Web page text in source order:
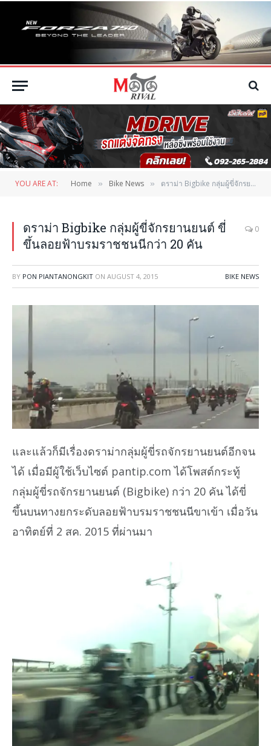
YOU ARE AT: Home » Bike News » ดราม่า Bigbike กลุ่มผู้ขี่จักรยานยนต์ ขี่ขึ้นลอยฟ้าบรมราชชนนีกว่า 20 คัน
ดราม่า Bigbike กลุ่มผู้ขี่จักรยานยนต์ ขี่
ขึ้นลอยฟ้าบรมราชชนนีกว่า 20 คัน
0
BY PON PIANTANONGKIT ON AUGUST 4, 2015 BIKE NEWS
และแล้วก็มีเรื่องดราม่ากลุ่มผู้ขี่รถจักรยานยนต์อีกจน
ได้ เมื่อมีผู้ใช้เว็บไซต์ pantip.com ได้โพสต์กระทู้
กลุ่มผู้ขี่รถจักรยานยนต์ (Bigbike) กว่า 20 คัน ได้ขี่
ขึ้นบนทางยกระดับลอยฟ้าบรมราชชนนีขาเข้า เมื่อวัน
อาทิตย์ที่ 2 สค. 2015 ที่ผ่านมา